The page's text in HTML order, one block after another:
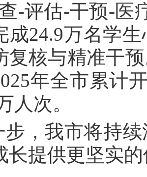
-评估-干预-医
成24.9万名学
复核与精准干
年全市累计
人次。
步，我市将持
长提供更坚实